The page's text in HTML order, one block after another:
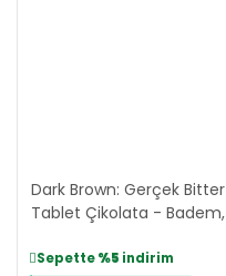
Dark Brown: Gerçek Bitter
Tablet Çikolata - Badem,
Sepette%5 indirim